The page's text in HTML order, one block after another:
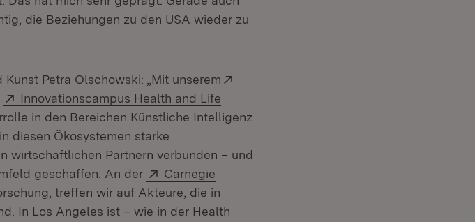
die Beziehungen zu den USA wieder zu
Petra Olschowski: „Mit unserem
neuem Fenster)
Extern:
Innovationscampus Health and Life
in den Bereichen Künstliche Intelligenz
diesen Ökosystemen starke
wirtschaftlichen Partnern verbunden – und
geschaffen. An der
Extern:
Carnegie
treffen wir auf Akteure, die in
In Los Angeles ist – wie in der Health